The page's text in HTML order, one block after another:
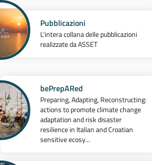
Pubblicazioni
L’intera collana delle pubblicazioni
realizzate da ASSET
bePrepARed
Preparing, Adapting, Reconstructing:
actions to promote climate change
adaptation and risk disaster
resilience in Italian and Croatian
sensitive ecosy...